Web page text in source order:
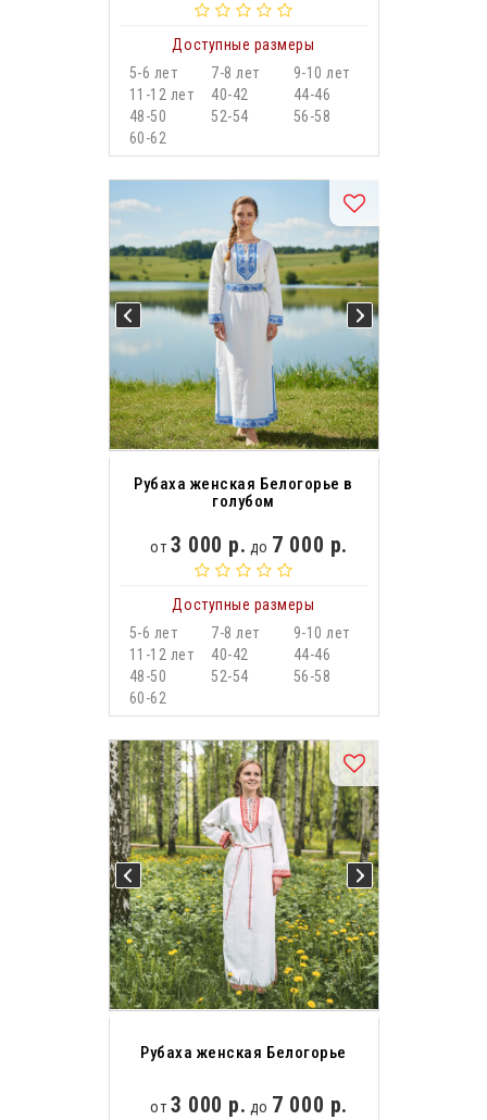
Доступные размеры
5-6 лет
7-8 лет
9-10 лет
11-12 лет
40-42
44-46
48-50
52-54
56-58
60-62
Рубаха женская Белогорье в
голубом
от 3 000 р. до 7 000 р.
Доступные размеры
5-6 лет
7-8 лет
9-10 лет
11-12 лет
40-42
44-46
48-50
52-54
56-58
60-62
Рубаха женская Белогорье
от 3 000 р. до 7 000 р.